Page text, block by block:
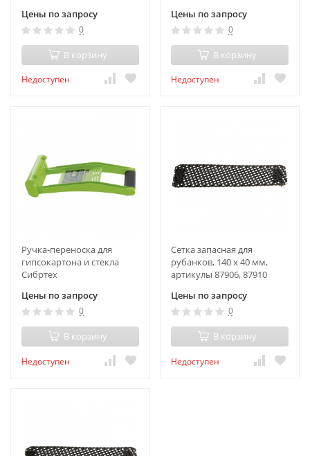
переставная ручка Matrix
Цены по запросу
0
В корзину
Недоступен
Цены по запросу
0
В корзину
Недоступен
Ручка-переноска для
гипсокартона и стекла
Сибртех
Цены по запросу
0
В корзину
Недоступен
Сетка запасная для
рубанков, 140 х 40 мм,
артикулы 87906, 87910
Цены по запросу
0
В корзину
Недоступен